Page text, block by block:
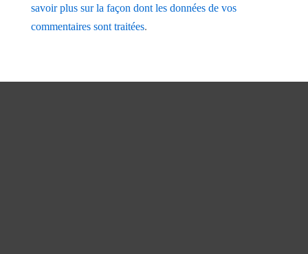
savoir plus sur la façon dont les données de vos
commentaires sont traitées.